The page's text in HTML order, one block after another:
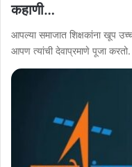
कहाणी…
आपल्या समाजात शिक्षकांना खूप
आपण त्यांची देवाप्रमाणे पूजा